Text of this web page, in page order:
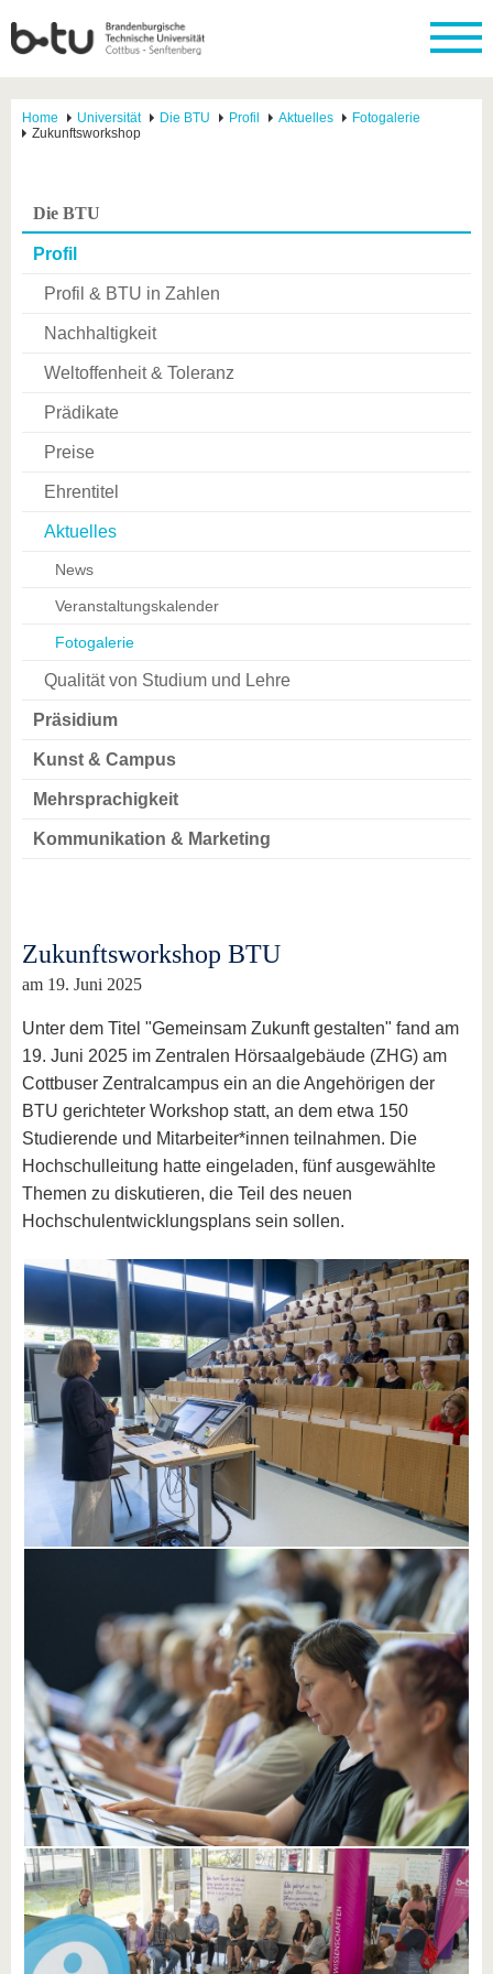
Home Universität Die BTU Profil Aktuelles
Fotogalerie
Zukunftsworkshop
Die BTU
Profil
Profil & BTU in Zahlen
Nachhaltigkeit
Weltoffenheit & Toleranz
Prädikate
Preise
Ehrentitel
Aktuelles
News
Veranstaltungskalender
Fotogalerie
Qualität von Studium und Lehre
Präsidium
Kunst & Campus
Mehrsprachigkeit
Kommunikation & Marketing
Zukunftsworkshop BTU
am 19. Juni 2025
Unter dem Titel "Gemeinsam Zukunft gestalten" fand am
19. Juni 2025 im Zentralen Hörsaalgebäude (ZHG) am
Cottbuser Zentralcampus ein an die Angehörigen der
BTU gerichteter Workshop statt, an dem etwa 150
Studierende und Mitarbeiter*innen teilnahmen. Die
Hochschulleitung hatte eingeladen, fünf ausgewählte
Themen zu diskutieren, die Teil des neuen
Hochschulentwicklungsplans sein sollen.